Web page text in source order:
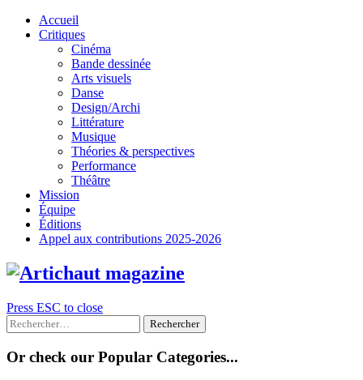
Skip
Accueil
Critiques
Cinéma
Bande dessinée
Arts visuels
Danse
Design/Archi
Littérature
Musique
Théories & perspectives
Performance
Théâtre
Mission
Équipe
Éditions
Appel aux contributions 2025-2026
Press ESC to close
Rechercher :
Or check our Popular Categories...